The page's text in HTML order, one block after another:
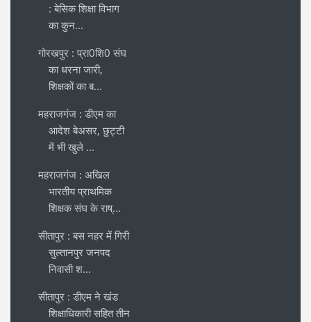
: बेसिक शिक्षा विभाग
का कुन...
गोरखपुर : प्रा0शि0 संघ
का धरना जारी,
शिक्षकों का ब...
महराजगंज : डीएम का
आदेश बेअसर, छुट्टी
में भी खुले ...
महराजगंज : अखिल
भारतीय प्राथमिक
शिक्षक संघ के राष्...
सीतापुर : बस नहर में गिरी
सुल्तानपुर जनपद
निवासी श...
सीतापुर : डीएम ने खंड
शिक्षाधिकारी सहित तीन